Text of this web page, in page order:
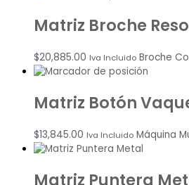
Matriz Broche
$20,885.00 Iva Incluido Broche
Matriz Botón
$13,845.00 Iva Incluido Máquina
Matriz Puntera